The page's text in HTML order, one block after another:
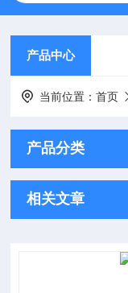
产品中心
当前位置：首页
产品分类
相关文章